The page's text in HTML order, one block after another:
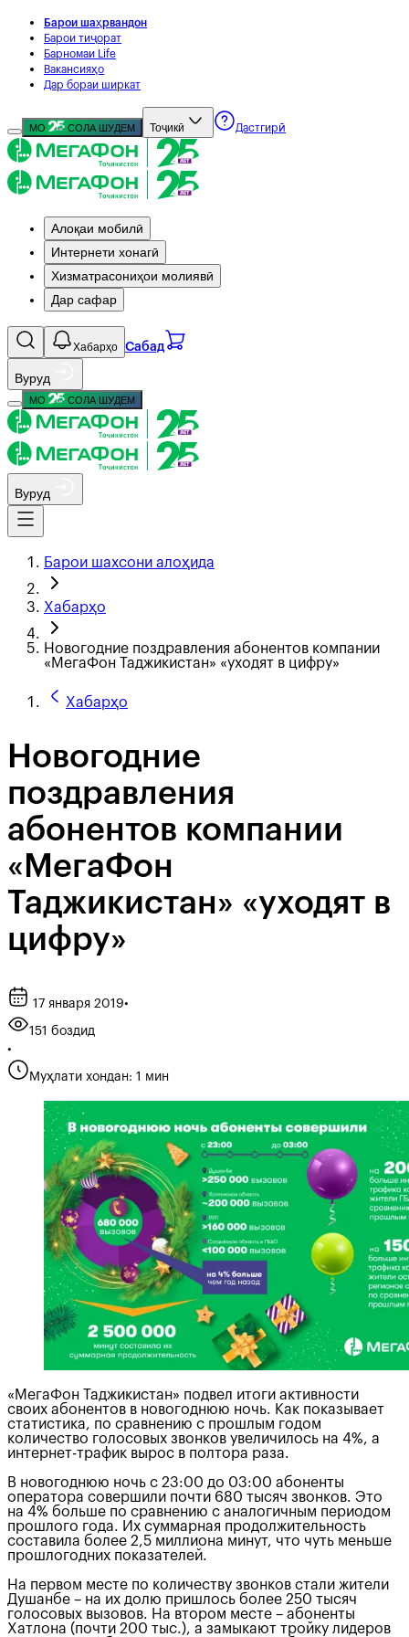
Барои шаҳрвандон
Барои тиҷорат
Барномаи Life
Вакансияҳо
Дар бораи ширкат
МО СОЛА ШУДЕМ Тоҷикӣ Дастгирӣ
Алоқаи мобилӣ
Интернети хонагӣ
Хизматрасониҳои молиявӣ
Дар сафар
Хабарҳо Сабад
Вуруд
МО СОЛА ШУДЕМ
Вуруд
Барои шахсони алоҳида
Хабарҳо
Новогодние поздравления абонентов компании
«МегаФон Таджикистан» «уходят в цифру»
Хабарҳо
Новогодние
поздравления
абонентов компании
«МегаФон
Таджикистан» «уходят в
цифру»
17 января 2019•
151 боздид
•
Муҳлати хондан: 1 мин
«МегаФон Таджикистан» подвел итоги активности
своих абонентов в новогоднюю ночь. Как показывает
статистика, по сравнению с прошлым годом
количество голосовых звонков увеличилось на 4%, а
интернет-трафик вырос в полтора раза.
В новогоднюю ночь с 23:00 до 03:00 абоненты
оператора совершили почти 680 тысяч звонков. Это
на 4% больше по сравнению с аналогичным периодом
прошлого года. Их суммарная продолжительность
составила более 2,5 миллиона минут, что чуть меньше
прошлогодних показателей.
На первом месте по количеству звонков стали жители
Душанбе – на их долю пришлось более 250 тысяч
голосовых вызовов. На втором месте – абоненты
Хатлона (почти 200 тыс.), а замыкают тройку лидеров